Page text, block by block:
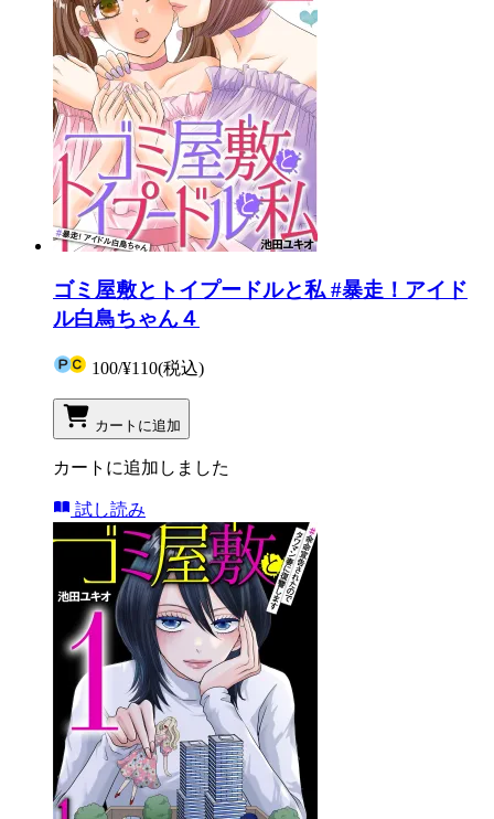
ゴミ屋敷とトイプードルと私 #暴走！アイド
ル白鳥ちゃん４
100/¥110(税込)
カートに追加
カートに追加しました
試し読み